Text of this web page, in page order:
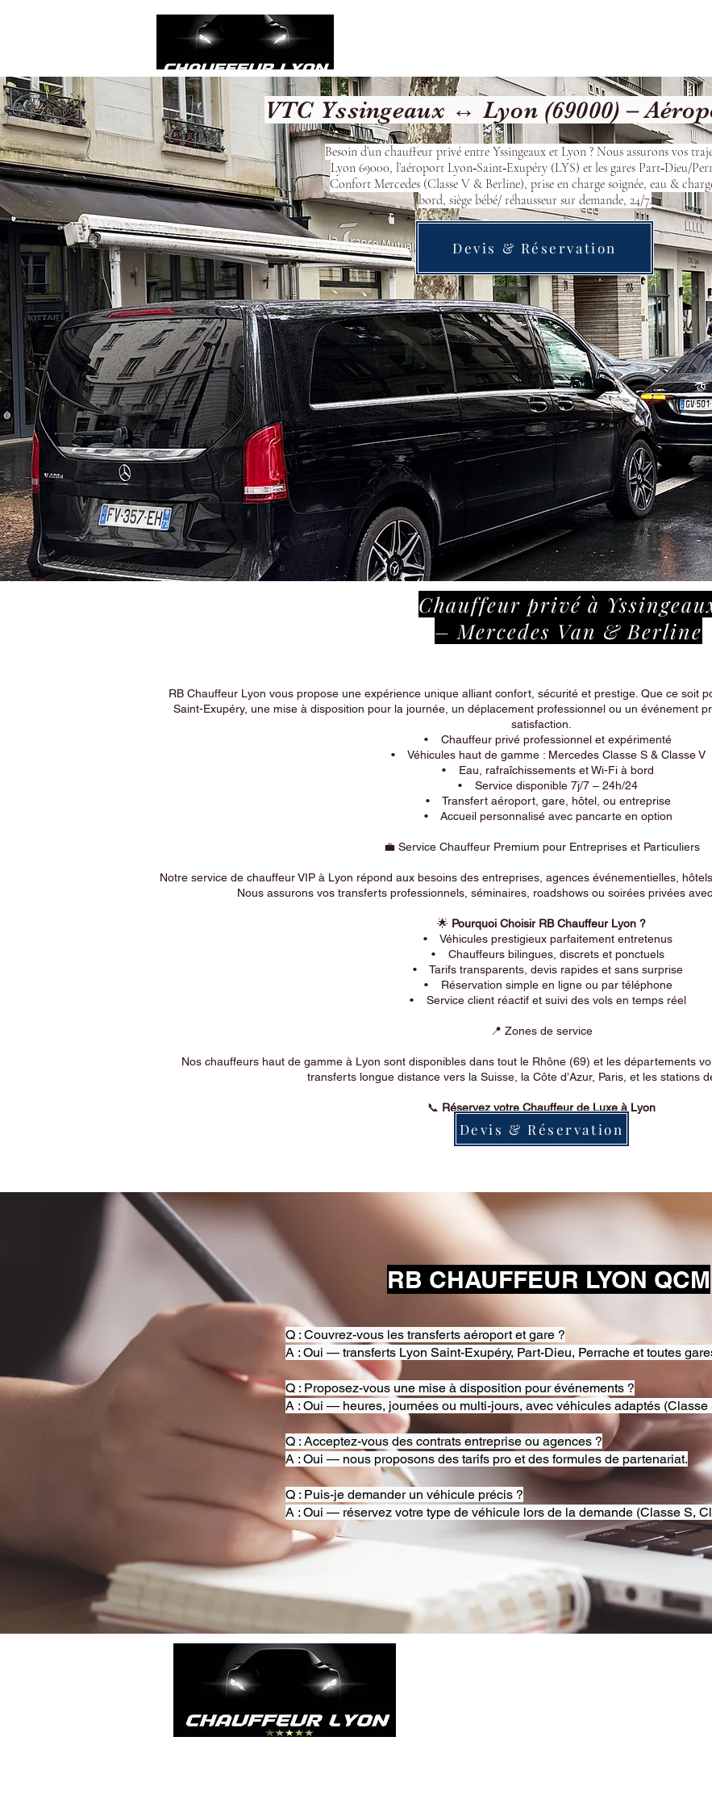
VTC Yssingeaux ↔ Lyon (69000) –
Besoin d’un chauffeur privé entre Yssingeaux et Lyon ? Nous assurons vos
Lyon 69000, l’aéroport Lyon‑Saint‑Exupéry (LYS) et les gares Part‑Dieu/
Confort Mercedes (Classe V & Berline), prise en charge soignée, eau &
bord, siège bébé/ réhausseur sur demande, 24/7.
Devis & Réservation
Chauffeur privé à
– Mercedes Van & Berline
RB Chauffeur Lyon vous propose une expérience unique alliant confort, sécurité et prestige. Que ce soit
Saint-Exupéry, une mise à disposition pour la journée, un déplacement professionnel ou un événement
satisfaction.
• Chauffeur privé professionnel et expérimenté
• Véhicules haut de gamme : Mercedes Classe S & Classe V
• Eau, rafraîchissements et Wi-Fi à bord
• Service disponible 7j/7 – 24h/24
• Transfert aéroport, gare, hôtel, ou entreprise
• Accueil personnalisé avec pancarte en option
💼 Service Chauffeur Premium pour Entreprises et Particuliers
Notre service de chauffeur VIP à Lyon répond aux besoins des entreprises, agences événementielles,
Nous assurons vos transferts professionnels, séminaires, roadshows ou soirées privées
🌟 Pourquoi Choisir RB Chauffeur Lyon ?
• Véhicules prestigieux parfaitement entretenus
• Chauffeurs bilingues, discrets et ponctuels
• Tarifs transparents, devis rapides et sans surprise
• Réservation simple en ligne ou par téléphone
• Service client réactif et suivi des vols en temps réel
📍 Zones de service
Nos chauffeurs haut de gamme à Lyon sont disponibles dans tout le Rhône (69) et les départements
transferts longue distance vers la Suisse, la Côte d’Azur, Paris, et les stations
📞 Réservez votre Chauffeur de Luxe à Lyon
Devis & Réservation
RB CHAUFFEUR LYON QCM
Q : Couvrez-vous les transferts aéroport et gare ?
A : Oui — transferts Lyon Saint-Exupéry, Part-Dieu, Perrache et toutes
Q : Proposez-vous une mise à disposition pour événements ?
A : Oui — heures, journées ou multi-jours, avec véhicules adaptés (Classe
Q : Acceptez-vous des contrats entreprise ou agences ?
A : Oui — nous proposons des tarifs pro et des formules de partenariat.
Q : Puis-je demander un véhicule précis ?
A : Oui — réservez votre type de véhicule lors de la demande (Classe S,